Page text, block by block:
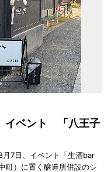
イベント 「八王子
7日、イベント「生酒bar
町）に置く醸造所併設のシ